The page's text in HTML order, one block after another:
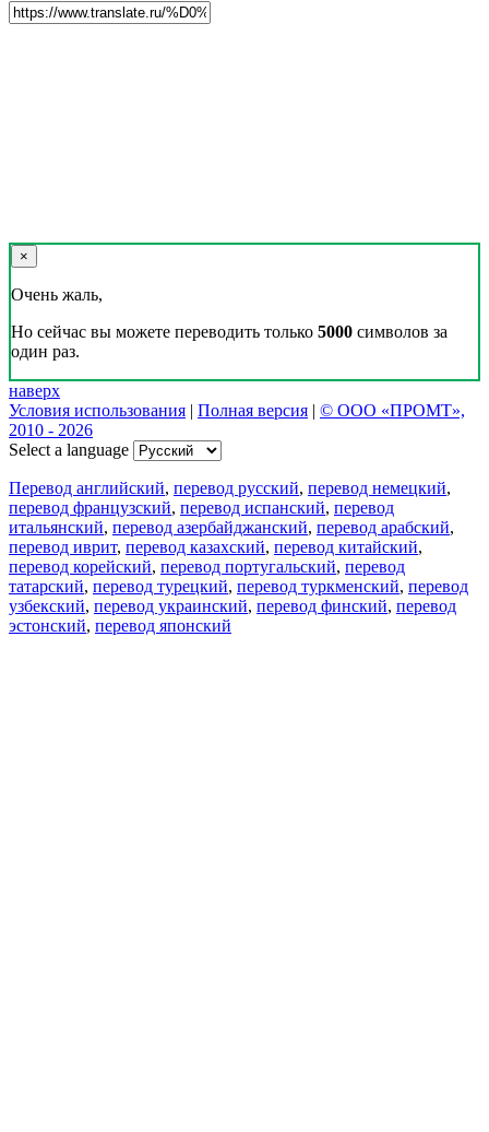
×
Очень жаль,
Но сейчас вы можете переводить только 5000 символов за
один раз.
наверх
Условия использования | Полная версия | © ООО «ПРОМТ»,
2010 - 2026
Select a language
Перевод английский, перевод русский, перевод немецкий,
перевод французский, перевод испанский, перевод
итальянский, перевод азербайджанский, перевод арабский,
перевод иврит, перевод казахский, перевод китайский,
перевод корейский, перевод португальский, перевод
татарский, перевод турецкий, перевод туркменский, перевод
узбекский, перевод украинский, перевод финский, перевод
эстонский, перевод японский